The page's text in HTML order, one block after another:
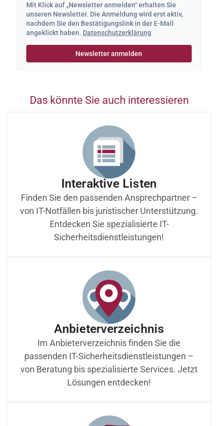
Mit Klick auf „Newsletter anmelden“ erhalten Sie
unseren Newsletter. Die Anmeldung wird erst aktiv,
nachdem Sie den Bestätigungslink in der E-Mail
angeklickt haben. Datenschutzerklärung
Das könnte Sie auch interessieren
Interaktive Listen
Finden Sie den passenden Ansprechpartner –
von IT-Notfällen bis juristischer Unterstützung.
Entdecken Sie spezialisierte IT-
Sicherheitsdienstleistungen!
Anbieterverzeichnis
Im Anbieterverzeichnis finden Sie die
passenden IT-Sicherheitsdienstleistungen –
von Beratung bis spezialisierte Services. Jetzt
Lösungen entdecken!